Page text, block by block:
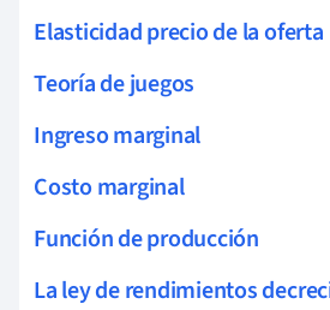
Elasticidad precio de la oferta
Teoría de juegos
Ingreso marginal
Costo marginal
Función de producción
La ley de rendimientos